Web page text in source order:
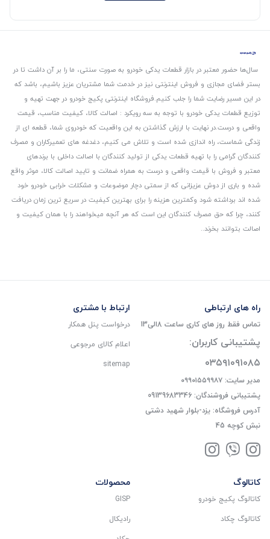
سال‌ها حضور معتبر در بازار قطعات یدکی خودرو به صورت سنتی، ما را بر آن داشت تا در
بستر فضای مجازی و فروش اینترنتی نیز در خدمت شما مشتریان عزیز باشیم، باشد که
در این مسیر رضایت شما را جلب کنیم.فروشگاه اینترنتی پکیج خودرو در جهت تهیه و
توزیع قطعات یدکی خودرو با توجه به سه رویکرد : اصالت کالا، کیفیت مناسب، قیمت
واقعی و درست.در نهایت با ارزش گذاشتن به این واقعیت که خودروی شما، قطعه ای از
زندگی شماست، راه اندازی شده است و تلاش می کنیم، دغدغه های تعمیرکاران و مصرف
کنندگان گرامی را با تهیه قطعات یدکی از تولید کنندگان با اصالت داخلی با برندهای
معتبر و فروش با قیمت واقعی و درست به همراه ضمانت و تایید اصالت کالا، موثر واقع
شده و باری از دوش عزیزانی که از سمتی دچار موضوعات و مشکلات خرابی خودرو خود
شده اند برداشته شود و‌کمترین هزینه را برای بهترین کیفیت در سریع ترین زمان دریافت
کنند، چرا که حق مصرف کنندگان این است که هر آنچه میخواهند را با همان کیفیت و
اصالت بتوانند بخرند..
راه های ارتباطی
تماس فقط روز های کاری ساعت 8الی13
پشتیبانی کاربران:
۰۳۵۹۱۰۹۱۰۸۵
مدیر سایت: ۰۹۹۰۱۵۵۹۹۸۷
پشتیبانی فروشندگان: 09139683346
آدرس فروشگاه: یزد-بلوار شهید دشتی
نبش کوچه 45
ارتباط با مشتری
درخواست پنل همکار
اعلام کالای مرجوعی
sitemap
کاتالوگ
کاتالوگ پکیج خودرو
کاتالوگ چکاد
محصولات
GISP
رادیکال